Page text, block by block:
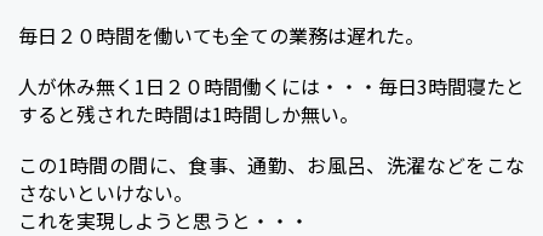
毎日２０時間を働いても全ての業務は遅れた。
人が休み無く1日２０時間働くには・・・毎日3時間寝たと
すると残された時間は1時間しか無い。
この1時間の間に、食事、通勤、お風呂、洗濯などをこな
さないといけない。
これを実現しようと思うと・・・